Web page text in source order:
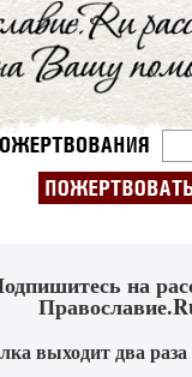
на
выходит два